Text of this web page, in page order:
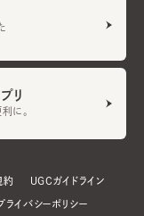
リ
に。
約 UGCガイドライン
ライバシーポリシー